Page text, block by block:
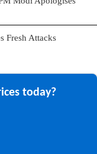
Fresh Attacks
today?